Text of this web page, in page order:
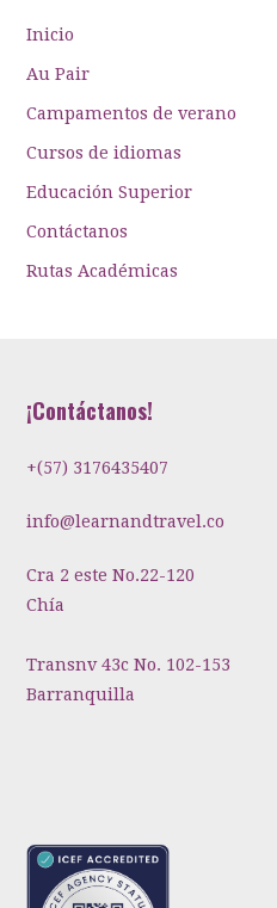
Inicio
Au Pair
Campamentos de verano
Cursos de idiomas
Educación Superior
Contáctanos
Rutas Académicas
¡Contáctanos!
+(57) 3176435407
info@learnandtravel.co
Cra 2 este No.22-120
Chía
Transnv 43c No. 102-153
Barranquilla